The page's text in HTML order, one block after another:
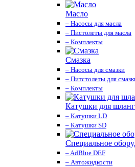
Масло
– Насосы для масла
– Пистолеты для масла
– Комплекты
Смазка
– Насосы для смазки
– Питстолеты для
– Комплекты
Катушки для
– Катушки LD
– Катушки SD
Специальное
– AdBlue DEF
– Автожидкости